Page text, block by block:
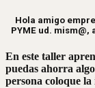
Hola amigo
PYME ud.
En este taller
puedas ahorra
persona coloque